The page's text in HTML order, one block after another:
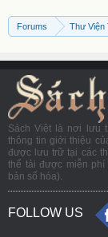
Forums Thư Viện
Sách Việt là nơi lưu
thông tin giới thiệu
được lưu trữ tại các
thể tải được miễn phí
bản số hóa).
FOLLOW US